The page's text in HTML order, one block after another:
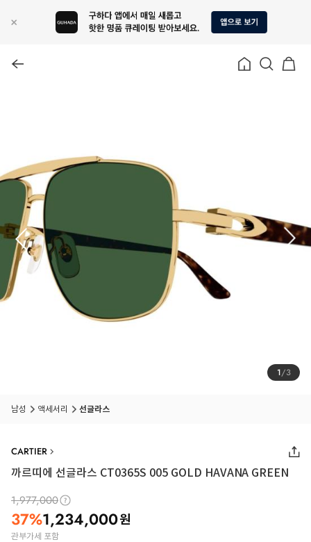
1/3
남성 액세서리 선글라스
CARTIER
까르띠에 선글라스 CT0365S 005 GOLD HAVANA GREEN
1,977,000
37%1,234,000원
관부가세 포함